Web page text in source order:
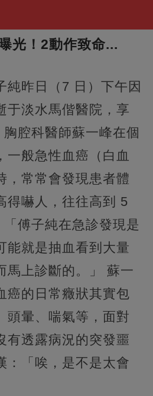
光！2動作致命...
純昨日（7 日）下午因
于淡水馬偕醫院，享
腔科醫師蘇一峰在個
一般急性血癌（白血
，常常會發現患者體
得嚇人，往往高到 5
傅子純在急診發現是
能就是抽血看到大量
馬上診斷的。」 蘇一
癌的日常癥狀其實包
頭暈、喘氣等，面對
有透露病況的突發噩
：「唉，是不是太會